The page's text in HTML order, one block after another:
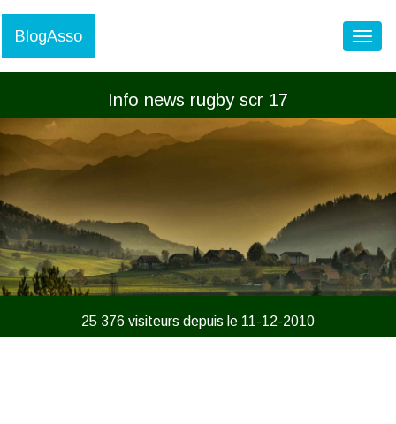
BlogAsso
Info news rugby scr 17
25 376 visiteurs depuis le 11-12-2010